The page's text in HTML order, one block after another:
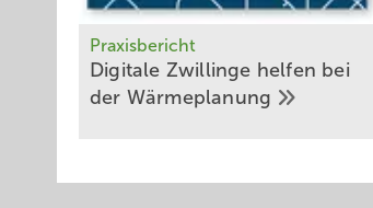
Praxisbericht
Digitale Zwillinge ­helfen bei
der Wärmeplanung